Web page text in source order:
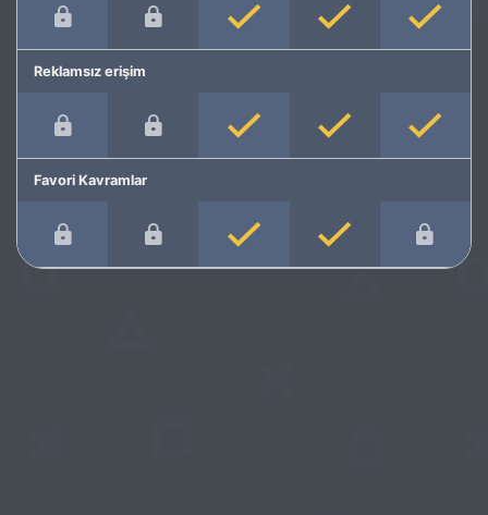
Reklamsız erişim
Favori Kavramlar